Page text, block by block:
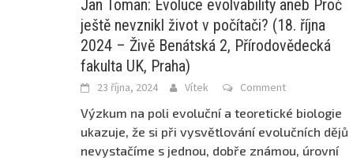
Jan Toman: Evoluce evolvability aneb Proč
ještě nevznikl život v počítači? (18. října
2024 – Živě Benátská 2, Přírodovědecká
fakulta UK, Praha)
23 října, 2024 Vítek Comment
Výzkum na poli evoluční a teoretické biologie
ukazuje, že si při vysvětlování evolučních dějů
nevystačíme s jednou, dobře známou, úrovní